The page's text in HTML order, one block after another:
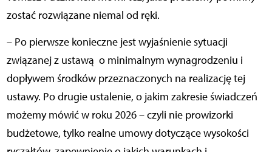
zostać rozwiązane niemal od ręki.
– Po pierwsze konieczne jest wyjaśnienie sytuacji
związanej z ustawą o minimalnym wynagrodzeniu i
dopływem środków przeznaczonych na realizację tej
ustawy. Po drugie ustalenie, o jakim zakresie świadczeń
możemy mówić w roku 2026 – czyli nie prowizorki
budżetowe, tylko realne umowy dotyczące wysokości